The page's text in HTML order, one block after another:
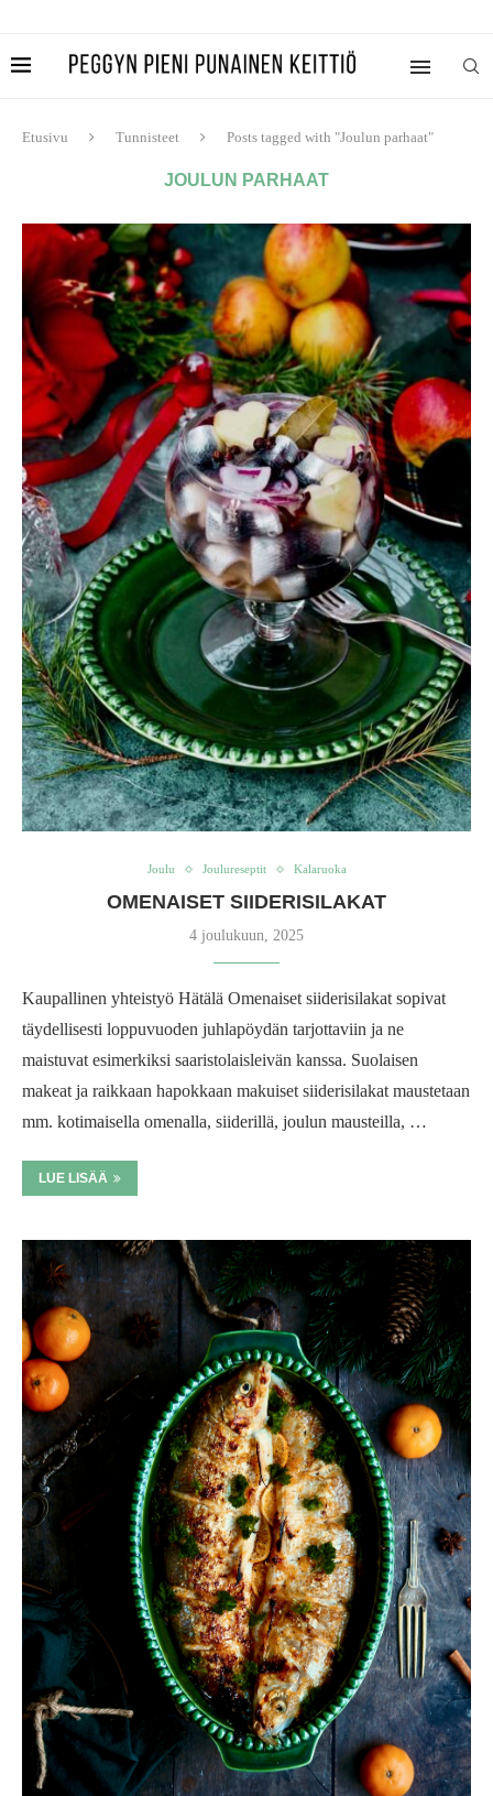
Etusivu Tunnisteet Posts tagged with "Joulun parhaat"
JOULUN PARHAAT
Joulu Joulureseptit Kalaruoka
OMENAISET SIIDERISILAKAT
4 joulukuun, 2025
Kaupallinen yhteistyö Hätälä Omenaiset siiderisilakat sopivat
täydellisesti loppuvuoden juhlapöydän tarjottaviin ja ne
maistuvat esimerkiksi saaristolaisleivän kanssa. Suolaisen
makeat ja raikkaan hapokkaan makuiset siiderisilakat maustetaan
mm. kotimaisella omenalla, siiderillä, joulun mausteilla, …
LUE LISÄÄ